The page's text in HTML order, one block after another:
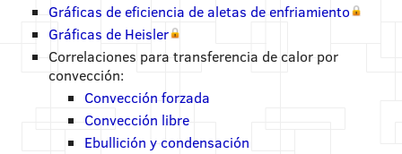
Gráficas de eficiencia de aletas de enfriamiento
Gráficas de Heisler
Correlaciones para transferencia de calor por
convección:
Convección forzada
Convección libre
Ebullición y condensación